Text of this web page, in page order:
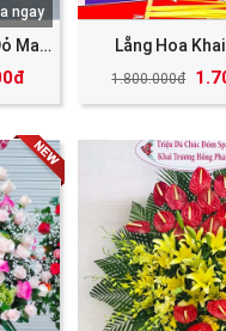
Mẫu Hoa Khai Trương Đỏ May Mắn Tài Lộc
ngay
Lẵng Hoa
1.800.000đ